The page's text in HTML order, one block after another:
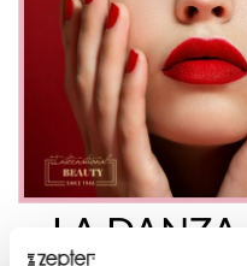
LA DANZA